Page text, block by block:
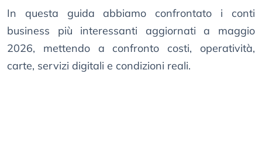
In questa guida abbiamo confrontato i conti
business più interessanti aggiornati a maggio
2026, mettendo a confronto costi, operatività,
carte, servizi digitali e condizioni reali.